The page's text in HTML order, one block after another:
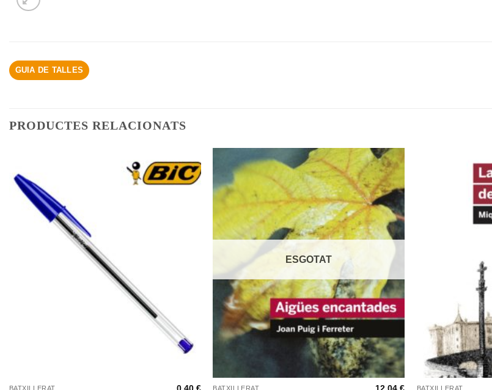
GUIA DE TALLES
PRODUCTES RELACIONATS
BATXILLERAT
ESGOTAT
BATXILLERAT
+
BATXILLERAT